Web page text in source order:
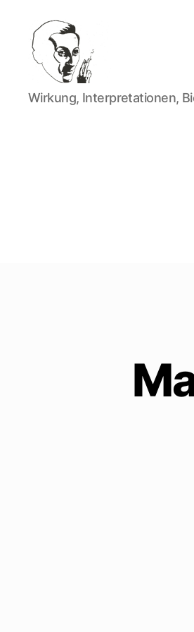
Walter
Mehring
Wirkung, Interpretationen,